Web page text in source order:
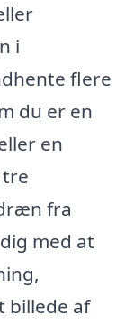
i
flere
du er en
en
fra
med at
billede af